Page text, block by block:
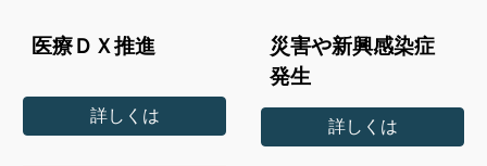
医療ＤＸ推進
詳しくは
災害や新興感染症
発生
詳しくは